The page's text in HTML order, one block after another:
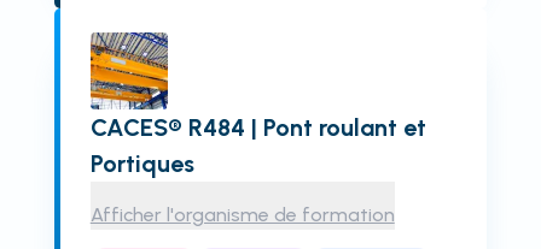
CACES® R484 | Pont roulant et
Portiques
Afficher l'organisme de formation